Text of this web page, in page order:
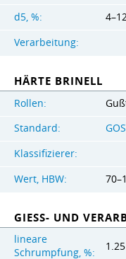
d5, %:
Verarbeitung:
HÄRTE BRINELL
Rollen:
Standard:
Klassifizierer:
Wert, HBW:
GIESS- UND
lineare
Schrumpfung, %:
1.25